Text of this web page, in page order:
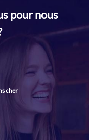
pour nous
cher